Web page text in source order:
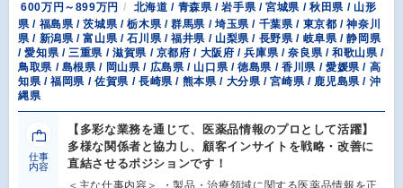
600万円～899万円
北海道 / 青森県 / 岩手県 / 宮城県 / 秋田県 / 山形
県 / 福島県 / 茨城県 / 栃木県 / 群馬県 / 埼玉県 / 千葉県 / 東京都 / 神奈川
県 / 新潟県 / 富山県 / 石川県 / 福井県 / 山梨県 / 長野県 / 岐阜県 / 静岡県
/ 愛知県 / 三重県 / 滋賀県 / 京都府 / 大阪府 / 兵庫県 / 奈良県 / 和歌山県 /
鳥取県 / 島根県 / 岡山県 / 広島県 / 山口県 / 徳島県 / 香川県 / 愛媛県 / 高
知県 / 福岡県 / 佐賀県 / 長崎県 / 熊本県 / 大分県 / 宮崎県 / 鹿児島県 / 沖
縄県
仕事
内容
【多彩な業務を通じて、医薬品情報のプロとして活躍】
多様な関係者と協力し、顧客インサイトを戦略・改善に
直結させるポジションです！
＜主な仕事内容＞ ・製品・治療領域に関する医薬品情報を正